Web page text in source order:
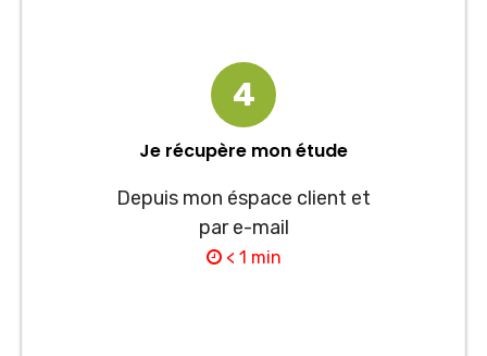
4
Je récupère mon étude
Depuis mon éspace client et
par e-mail
< 1 min